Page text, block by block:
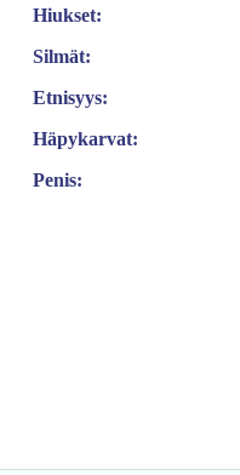
Hiukset:
Silmät:
Etnisyys:
Häpykarvat:
Penis: